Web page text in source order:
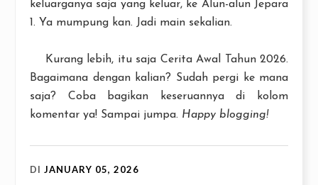
keluarganya saja yang keluar, ke Alun-alun Jepara
1. Ya mumpung kan. Jadi main sekalian.
Kurang lebih, itu saja Cerita Awal Tahun 2026.
Bagaimana dengan kalian? Sudah pergi ke mana
saja? Coba bagikan keseruannya di kolom
komentar ya! Sampai jumpa. Happy blogging!
DI JANUARY 05, 2026